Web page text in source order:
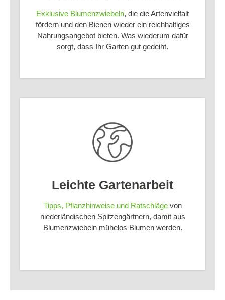
Exklusive Blumenzwiebeln, die die Artenvielfalt
fördern und den Bienen wieder ein reichhaltiges
Nahrungsangebot bieten. Was wiederum dafür
sorgt, dass Ihr Garten gut gedeiht.
Leichte Gartenarbeit
Tipps, Pflanzhinweise und Ratschlägevon
niederländischen Spitzengärtnern, damit aus
Blumenzwiebeln mühelos Blumen werden.